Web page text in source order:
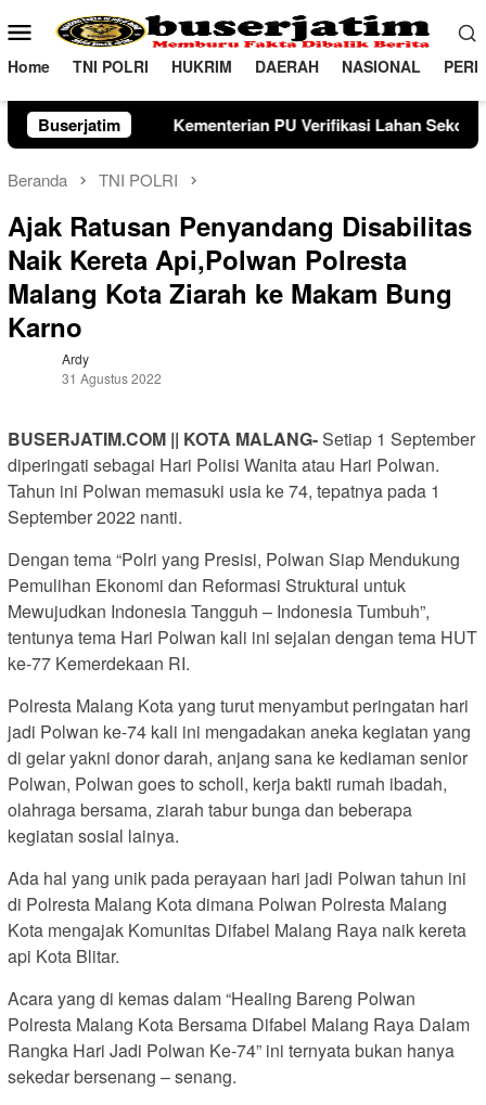
ke
konten
Menu
Mobile
Home TNI POLRI HUKRIM DAERAH NASIONAL
BuserjatimPU Verifikasi Lahan Sekolah Rakyat di
Beranda TNI POLRI
Ajak Ratusan Penyandang Disabilitas
Naik Kereta Api,Polwan Polresta
Malang Kota Ziarah ke Makam Bung
Karno
Ardy
31 Agustus 2022
BUSERJATIM.COM || KOTA MALANG-Setiap 1 September
diperingati sebagai Hari Polisi Wanita atau Hari Polwan.
Tahun ini Polwan memasuki usia ke 74, tepatnya pada 1
September 2022 nanti.
Dengan tema “Polri yang Presisi, Polwan Siap Mendukung
Pemulihan Ekonomi dan Reformasi Struktural untuk
Mewujudkan Indonesia Tangguh – Indonesia Tumbuh”,
tentunya tema Hari Polwan kali ini sejalan dengan tema HUT
ke-77 Kemerdekaan RI.
Polresta Malang Kota yang turut menyambut peringatan hari
jadi Polwan ke-74 kali ini mengadakan aneka kegiatan yang
di gelar yakni donor darah, anjang sana ke kediaman senior
Polwan, Polwan goes to scholl, kerja bakti rumah ibadah,
olahraga bersama, ziarah tabur bunga dan beberapa
kegiatan sosial lainya.
Ada hal yang unik pada perayaan hari jadi Polwan tahun ini
di Polresta Malang Kota dimana Polwan Polresta Malang
Kota mengajak Komunitas Difabel Malang Raya naik kereta
api Kota Blitar.
Acara yang di kemas dalam “Healing Bareng Polwan
Polresta Malang Kota Bersama Difabel Malang Raya Dalam
Rangka Hari Jadi Polwan Ke-74” ini ternyata bukan hanya
sekedar bersenang – senang.